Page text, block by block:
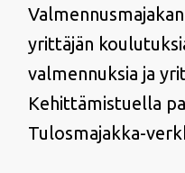
yrittäjän
valmennuksia ja
Kehittämistuella
Tulosmajakka-